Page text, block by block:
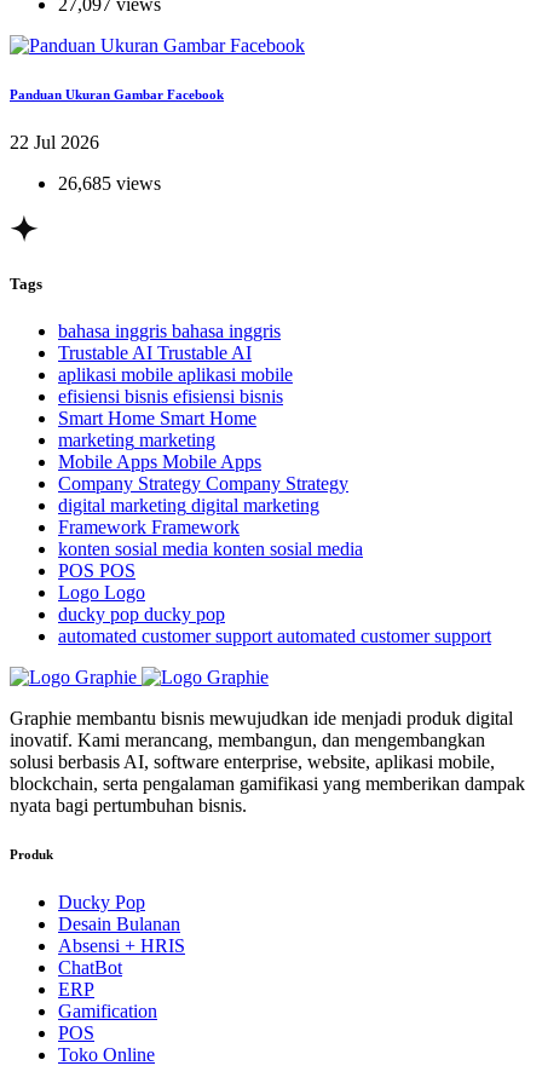
27,097 views
Panduan Ukuran Gambar Facebook
22 Jul 2026
26,685 views
Tags
bahasa inggris bahasa inggris
Trustable AI Trustable AI
aplikasi mobile aplikasi mobile
efisiensi bisnis efisiensi bisnis
Smart Home Smart Home
marketing marketing
Mobile Apps Mobile Apps
Company Strategy Company Strategy
digital marketing digital marketing
Framework Framework
konten sosial media konten sosial media
POS POS
Logo Logo
ducky pop ducky pop
automated customer support automated customer support
Graphie membantu bisnis mewujudkan ide menjadi produk digital
inovatif. Kami merancang, membangun, dan mengembangkan
solusi berbasis AI, software enterprise, website, aplikasi mobile,
blockchain, serta pengalaman gamifikasi yang memberikan dampak
nyata bagi pertumbuhan bisnis.
Produk
Ducky Pop
Desain Bulanan
Absensi + HRIS
ChatBot
ERP
Gamification
POS
Toko Online